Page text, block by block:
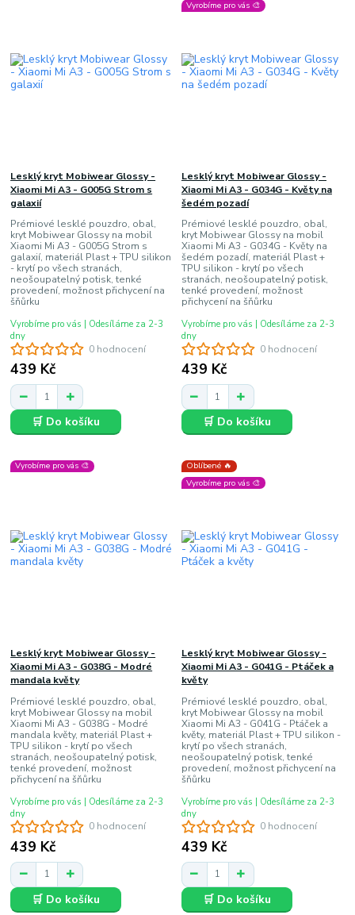
0 hodnocení
Lesklý kryt Mobiwear Glossy -
Xiaomi Mi A3 - G005G Strom s
galaxií
Prémiové lesklé pouzdro, obal,
kryt Mobiwear Glossy na mobil
Xiaomi Mi A3 - G005G Strom s
galaxií, materiál Plast + TPU silikon
- krytí po všech stranách,
neošoupatelný potisk, tenké
provedení, možnost přichycení na
šňůrku
439 Kč
Vyrobíme pro vás | Odesíláme za 2-3
dny
🛒 Do košíku
Vyrobíme pro vás 🎨
0 hodnocení
Lesklý kryt Mobiwear Glossy -
Xiaomi Mi A3 - G034G - Květy na
šedém pozadí
Prémiové lesklé pouzdro, obal,
kryt Mobiwear Glossy na mobil
Xiaomi Mi A3 - G034G - Květy na
šedém pozadí, materiál Plast +
TPU silikon - krytí po všech
stranách, neošoupatelný potisk,
tenké provedení, možnost
přichycení na šňůrku
439 Kč
Vyrobíme pro vás | Odesíláme za 2-3
dny
🛒 Do košíku
Vyrobíme pro vás 🎨
0 hodnocení
Lesklý kryt Mobiwear Glossy -
Xiaomi Mi A3 - G038G - Modré
mandala květy
Prémiové lesklé pouzdro, obal,
kryt Mobiwear Glossy na mobil
Xiaomi Mi A3 - G038G - Modré
mandala květy, materiál Plast +
TPU silikon - krytí po všech
stranách, neošoupatelný potisk,
tenké provedení, možnost
přichycení na šňůrku
439 Kč
Vyrobíme pro vás | Odesíláme za 2-3
dny
🛒 Do košíku
Oblíbené 🔥
Vyrobíme pro vás 🎨
0 hodnocení
Lesklý kryt Mobiwear Glossy -
Xiaomi Mi A3 - G041G - Ptáček a
květy
Prémiové lesklé pouzdro, obal,
kryt Mobiwear Glossy na mobil
Xiaomi Mi A3 - G041G - Ptáček a
květy, materiál Plast + TPU silikon -
krytí po všech stranách,
neošoupatelný potisk, tenké
provedení, možnost přichycení na
šňůrku
439 Kč
Vyrobíme pro vás | Odesíláme za 2-3
dny
🛒 Do košíku